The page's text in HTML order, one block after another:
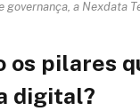
governança, a Nexdata
os pilares
digital?